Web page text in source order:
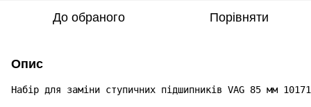
До обраного Порівняти
Опис
Набір для заміни ступичних підшипників VAG 85 мм